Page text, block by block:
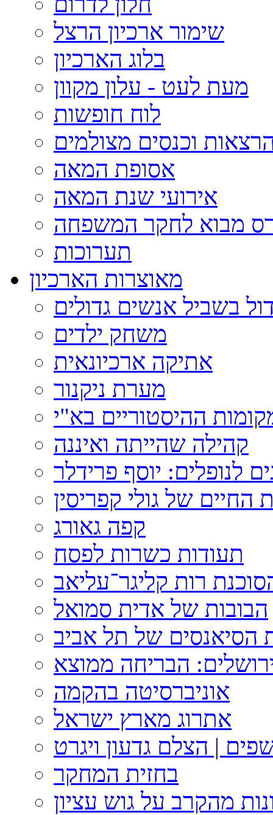
שימור ארכיון הרצל
בלוג הארכיון
מעת לעט - עלון מקוון
לוח חופשות
וכנסים מצולמים
אסופת המאה
אירועי שנת המאה
מבוא לחקר המשפחה
תערוכות
מאוצרות הארכיון
בשביל אנשים גדולים
משחק ילדים
אתיקה ארכיונאית
מערת ניקנור
ההיסטוריים בא"י
קהילה שהייתה ואיננה
לנופלים: יוסף פרידלר
החיים של גולי קפריסין
קפה גאורג
תעודות כשרות לפסח
רות קליגר־עליאב
הבובות של אדית סמואל
של תל אביב
הבריחה ממוצא
אוניברסיטה בהקמה
אתרוג מארץ ישראל
| הצלם גדעון ויגרט
בחזית המחקר
מהקרב על גוש עציון